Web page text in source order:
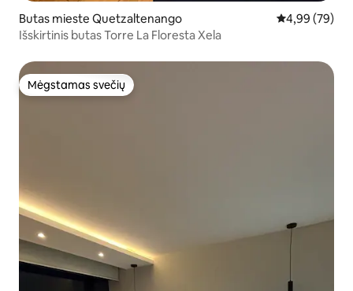
Butas mieste Quetzaltenango Vidutinis
4,99 (79)
Išskirtinis butas Torre La Floresta Xela
Mėgstamas svečių
Mėgstamas svečių